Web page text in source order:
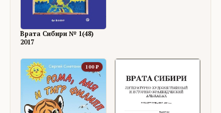
Врата Сибири № 1(48)
2017
100 ₽